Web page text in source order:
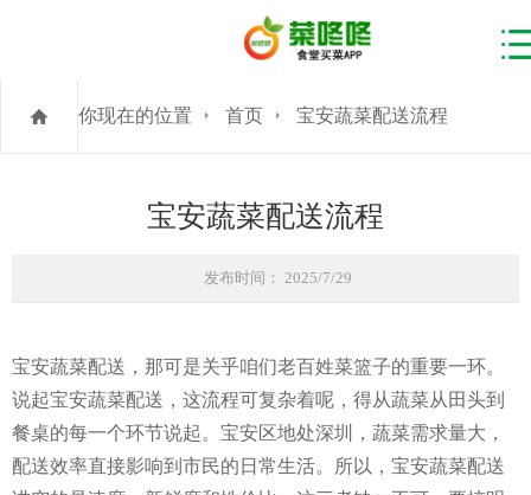
你现在的位置 首页 宝安蔬菜配送流程
宝安蔬菜配送流程
发布时间： 2025/7/29
宝安蔬菜配送，那可是关乎咱们老百姓菜篮子的重要一环。
说起宝安蔬菜配送，这流程可复杂着呢，得从蔬菜从田头到
餐桌的每一个环节说起。宝安区地处深圳，蔬菜需求量大，
配送效率直接影响到市民的日常生活。所以，宝安蔬菜配送